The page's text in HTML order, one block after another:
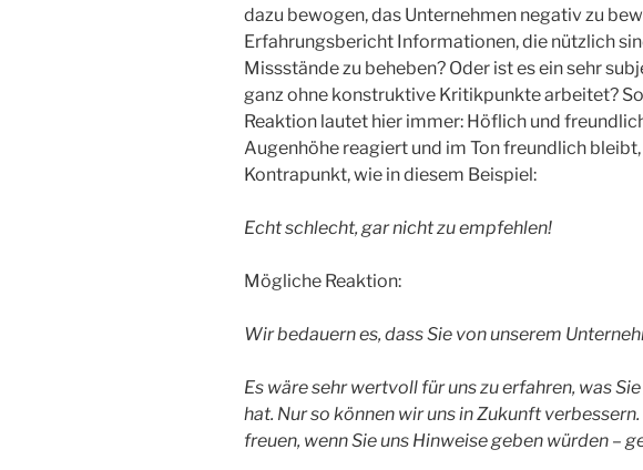
dazu bewogen, das Unternehmen negativ zu
Erfahrungsbericht Informationen, die nützlich
Missstände zu beheben? Oder ist es ein sehr
ganz ohne konstruktive Kritikpunkte arbeitet?
Reaktion lautet hier immer: Höflich und
Augenhöhe reagiert und im Ton freundlich
Kontrapunkt, wie in diesem Beispiel:
Echt schlecht, gar nicht zu empfehlen!
Mögliche Reaktion:
Wir bedauern es, dass Sie von unserem
Es wäre sehr wertvoll für uns zu erfahren, was
hat. Nur so können wir uns in Zukunft
freuen, wenn Sie uns Hinweise geben würden –